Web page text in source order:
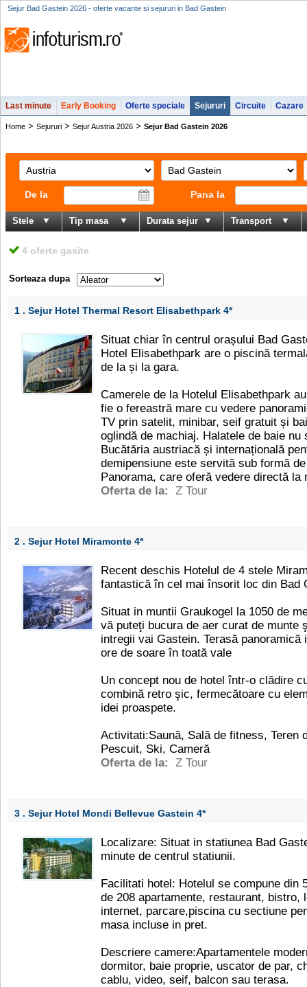
Sejur Bad Gastein 2026 - oferte vacante si sejururi in Bad Gastein
Last minute Early Booking Oferte speciale Sejururi Circuite Cazare
Home > Sejururi > Sejur Austria 2026 > Sejur Bad Gastein 2026
De la Pana la
Stele Tip masa Durata sejur Transport
4 oferte gasite
Sorteaza dupa
1 . Sejur Hotel Thermal Resort Elisabethpark 4*
Situat chiar în centrul orașului Bad
Hotel Elisabethpark are o piscină
de la și la gara.
Camerele de la Hotelul Elisabethpark
fie o fereastră mare cu vedere
TV prin satelit, minibar, seif gratuit și
oglindă de machiaj. Halatele de baie nu
Bucătăria austriacă și internațională
demipensiune este servită sub formă
Panorama, care oferă vedere directă la
Oferta de la:
Z Tour
2 . Sejur Hotel Miramonte 4*
Recent deschis Hotelul de 4 stele
fantastică în cel mai însorit loc din Bad
Situat in muntii Graukogel la 1050 de
vă puteţi bucura de aer curat de munte
intregii vai Gastein. Terasă
ore de soare în toată vale
Un concept nou de hotel într-o clădire
combină retro şic, fermecătoare cu
idei proaspete.
Activitati:Saună, Sală de fitness, Teren
Pescuit, Ski, Cameră
Oferta de la:
Z Tour
3 . Sejur Hotel Mondi Bellevue Gastein 4*
Localizare: Situat in statiunea Bad
minute de centrul statiunii.
Facilitati hotel: Hotelul se compune din
de 208 apartamente, restaurant, bistro,
internet, parcare,piscina cu sectiune
masa incluse in pret.
Descriere camere:Apartamentele
dormitor, baie proprie, uscator de par,
cablu, video, seif, balcon sau terasa.